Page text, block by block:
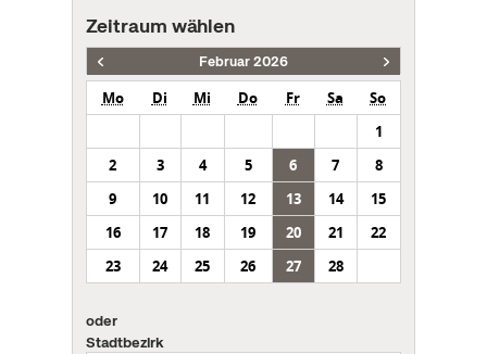
Zeitraum wählen
Februar 2026
Mo Di Mi Do Fr Sa
So
1
2
3 4 5 6 7
8
9
10 11 12 13 14
15
16
17 18 19 20 21
22
23
24 25 26 27 28
oder
Stadtbezirk